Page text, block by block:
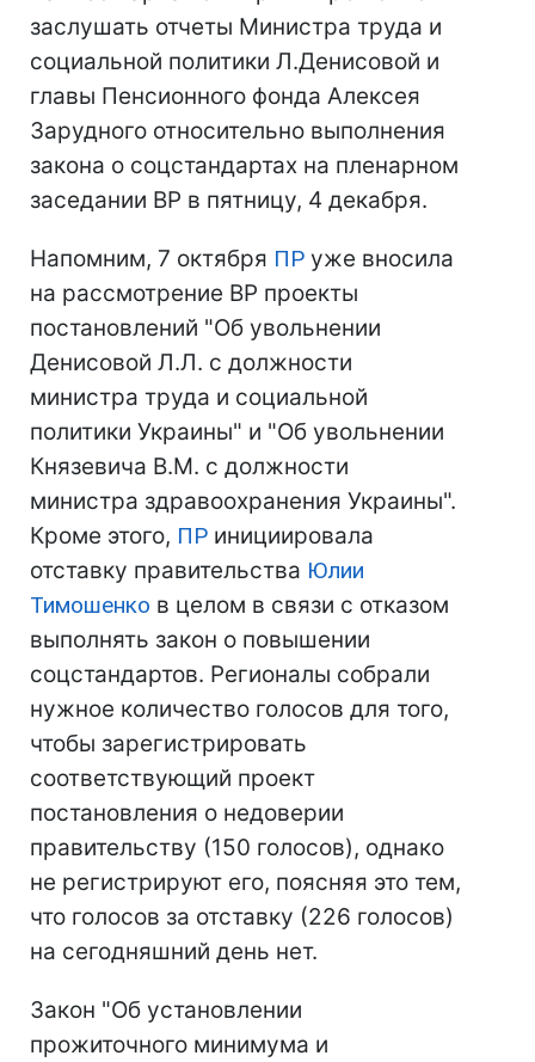
заслушать отчеты Министра труда и
социальной политики Л.Денисовой и
главы Пенсионного фонда Алексея
Зарудного относительно выполнения
закона о соцстандартах на пленарном
заседании ВР в пятницу, 4 декабря.
Напомним, 7 октября ПР уже вносила
на рассмотрение ВР проекты
постановлений "Об увольнении
Денисовой Л.Л. с должности
министра труда и социальной
политики Украины" и "Об увольнении
Князевича В.М. с должности
министра здравоохранения Украины".
Кроме этого, ПР инициировала
отставку правительства Юлии
Тимошенко в целом в связи с отказом
выполнять закон о повышении
соцстандартов. Регионалы собрали
нужное количество голосов для того,
чтобы зарегистрировать
соответствующий проект
постановления о недоверии
правительству (150 голосов), однако
не регистрируют его, поясняя это тем,
что голосов за отставку (226 голосов)
на сегодняшний день нет.
Закон "Об установлении
прожиточного минимума и